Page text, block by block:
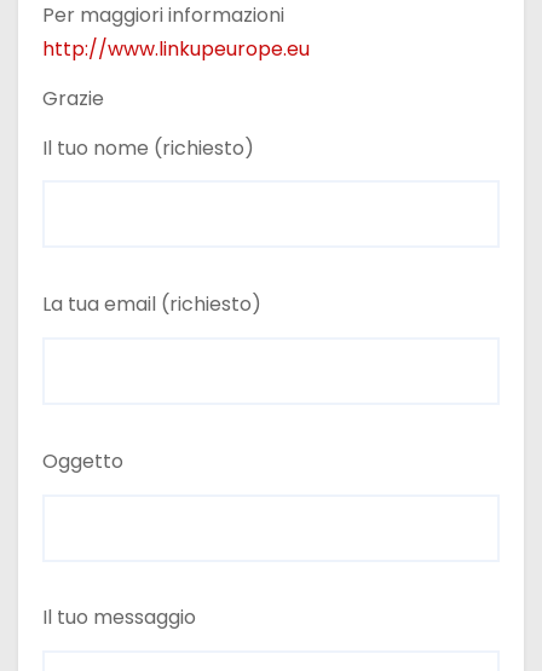
Per maggiori informazioni
http://www.linkupeurope.eu
Grazie
Il tuo nome (richiesto)
La tua email (richiesto)
Oggetto
Il tuo messaggio